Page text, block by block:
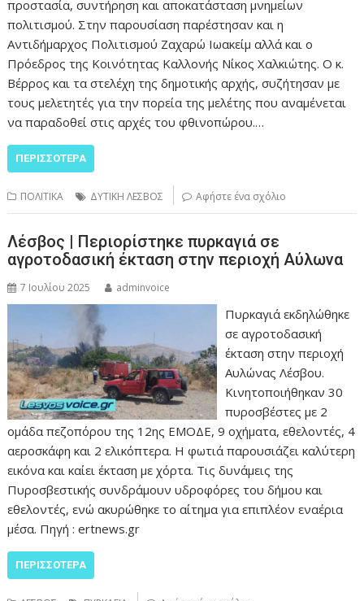
προστασία, συντήρηση και αποκατάσταση μνημείων
πολιτισμού. Στην παρουσίαση παρέστησαν και η
Αντιδήμαρχος Πολιτισμού Ζαχαρώ Ιωακείμ αλλά και ο
Πρόεδρος της Κοινότητας Καλλονής Νίκος Χαλκιώτης. Ο κ.
Βέρρος και τα στελέχη της δημοτικής αρχής, συζήτησαν με
τους μελετητές για την πορεία της μελέτης που αναμένεται
να παραδοθεί στις αρχές του φθινοπώρου.…
ΠΕΡΙΣΣΌΤΕΡΑ
ΠΟΛΙΤΙΚΑ ΔΥΤΙΚΗ ΛΕΣΒΟΣ Αφήστε ένα σχόλιο
Λέσβος | Περιορίστηκε πυρκαγιά σε
αγροτοδασική έκταση στην περιοχή Αύλωνα
7 Ιουλίου 2025 adminvoice
Πυρκαγιά εκδηλώθηκε
σε αγροτοδασική
έκταση στην περιοχή
Αυλώνας Λέσβου.
Κινητοποιήθηκαν 30
πυροσβέστες με 2
ομάδα πεζοπόρου της 12ης ΕΜΟΔΕ, 9 οχήματα, εθελοντές, 4
αεροσκάφη και 2 ελικόπτερα. Η φωτιά παρουσιάζει καλύτερη
εικόνα και καίει έκταση με χόρτα. Τις δυνάμεις της
Πυροσβεστικής συνδράμουν υδροφόρες του δήμου και
εθελοντές, ενώ ακυρώθηκε το αίτημα για επιπλέον εναέρια
μέσα. Πηγή : ertnews.gr
ΠΕΡΙΣΣΌΤΕΡΑ